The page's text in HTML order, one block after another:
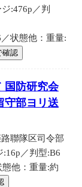
:476p／判
状態他：重量:
確認
国防研究会
守部ヨリ送
聯隊区司令部
:16p／判型:B6
他：重量:約